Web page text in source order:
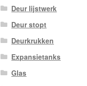
Deur lijstwerk
Deur stopt
Deurkrukken
Expansietanks
Glas